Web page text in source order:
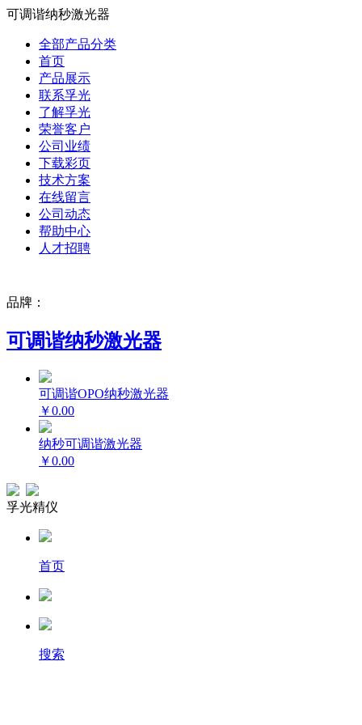
可调谐纳秒激光器
全部产品分类
首页
产品展示
联系孚光
了解孚光
荣誉客户
公司业绩
下载彩页
技术方案
在线留言
公司动态
帮助中心
人才招聘
品牌：
可调谐纳秒激光器
可调谐OPO纳秒激光器
￥0.00
纳秒可调谐激光器
￥0.00
孚光精仪
首页
搜索